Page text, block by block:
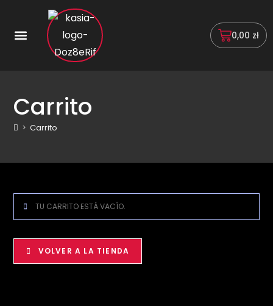
0,00 zł
Carrito
> Carrito
TU CARRITO ESTÁ VACÍO.
VOLVER A LA TIENDA